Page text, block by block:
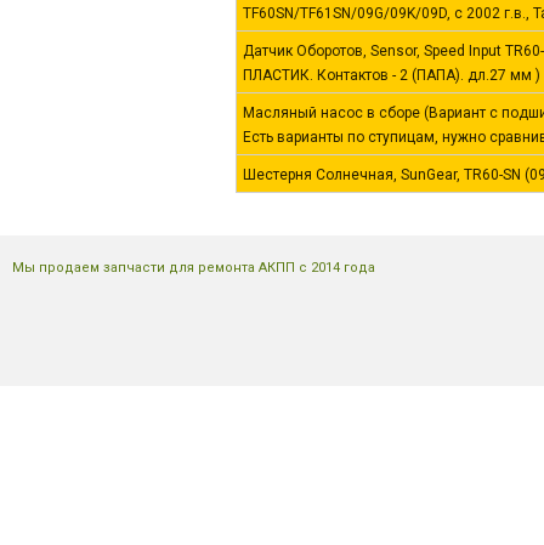
TF60SN/TF61SN/09G/09K/09D, с 2002 г.в.,
Датчик Оборотов, Sensor, Speed Input
ПЛАСТИК. Контактов - 2 (ПАПА). дл.27 мм )
Масляный насос в сборе (Вариант с
Есть варианты по ступицам, нужно
Шестерня Солнечная, SunGear, TR60-SN
Мы продаем запчасти для ремонта АКПП с 2014 года